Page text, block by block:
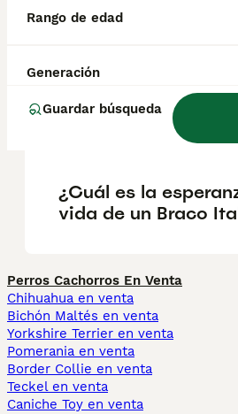
Rango de edad
Generación
Guardar búsqueda
¿Cómo entrenar a
¿Cuántas horas
Braco Italiano?
¿Cuál es la
vida de un Braco
Perros Cachorros En Venta
Chihuahua en venta
Bichón Maltés en venta
Yorkshire Terrier en venta
Pomerania en venta
Border Collie en venta
Teckel en venta
Caniche Toy en venta